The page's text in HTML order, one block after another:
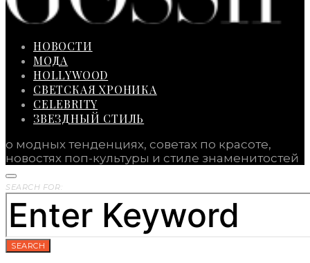
НОВОСТИ
МОДА
HOLLYWOOD
СВЕТСКАЯ ХРОНИКА
CELEBRITY
ЗВЕЗДНЫЙ СТИЛЬ
о модных тенденциях, советах по красоте,
новостях поп-культуры и стиле знаменитостей
SEARCH FOR:
SEARCH